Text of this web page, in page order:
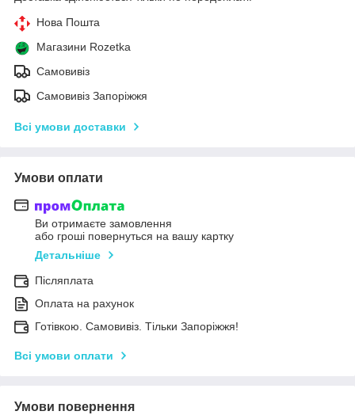
Нова Пошта
Магазини Rozetka
Самовивіз
Самовивіз Запоріжжя
Всі умови доставки
Умови оплати
Ви отримаєте замовлення
або гроші повернуться на вашу картку
Детальніше
Післяплата
Оплата на рахунок
Готівкою. Самовивіз. Тільки Запоріжжя!
Всі умови оплати
Умови повернення